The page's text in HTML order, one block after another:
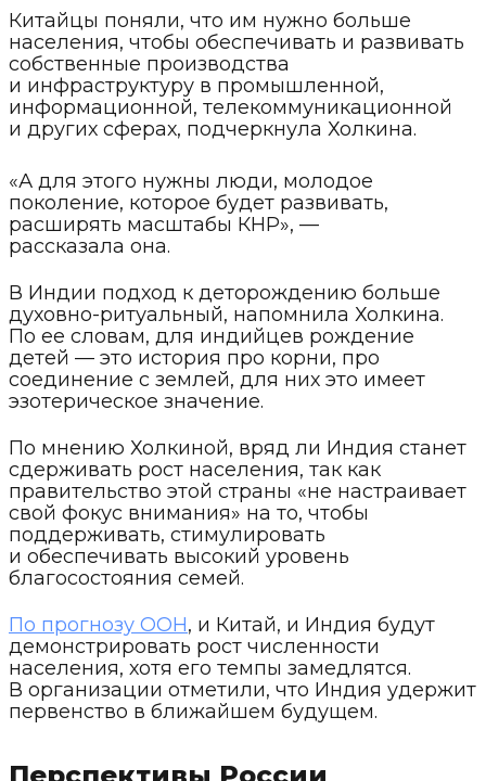
Китайцы поняли, что им нужно больше
населения, чтобы обеспечивать и развивать
собственные производства
и инфраструктуру в промышленной,
информационной, телекоммуникационной
и других сферах, подчеркнула Холкина.
«А для этого нужны люди, молодое
поколение, которое будет развивать,
расширять масштабы КНР», —
рассказала она.
В Индии подход к деторождению больше
духовно-ритуальный, напомнила Холкина.
По ее словам, для индийцев рождение
детей — это история про корни, про
соединение с землей, для них это имеет
эзотерическое значение.
По мнению Холкиной, вряд ли Индия станет
сдерживать рост населения, так как
правительство этой страны «не настраивает
свой фокус внимания» на то, чтобы
поддерживать, стимулировать
и обеспечивать высокий уровень
благосостояния семей.
По прогнозу ООН, и Китай, и Индия будут
демонстрировать рост численности
населения, хотя его темпы замедлятся.
В организации отметили, что Индия удержит
первенство в ближайшем будущем.